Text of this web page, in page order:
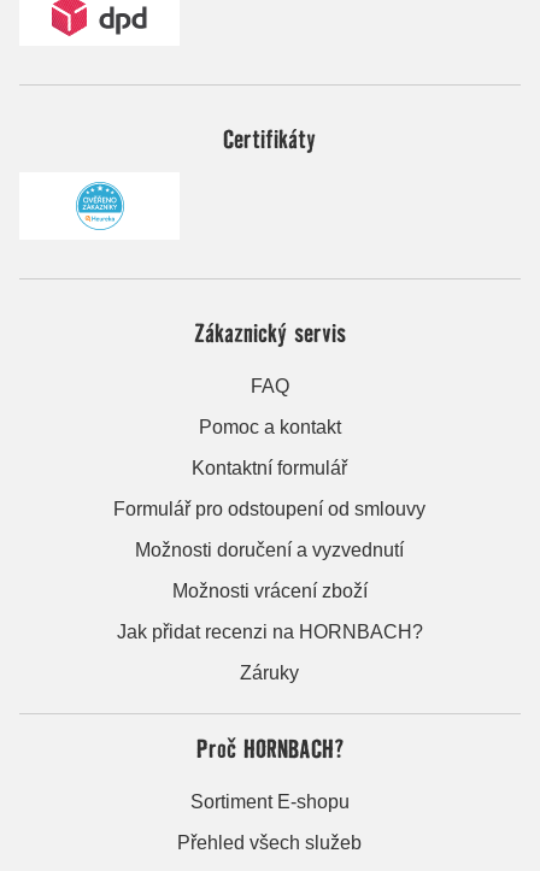
Certifikáty
Zákaznický servis
FAQ
Pomoc a kontakt
Kontaktní formulář
Formulář pro odstoupení od smlouvy
Možnosti doručení a vyzvednutí
Možnosti vrácení zboží
Jak přidat recenzi na HORNBACH?
Záruky
Proč HORNBACH?
Sortiment E-shopu
Přehled všech služeb